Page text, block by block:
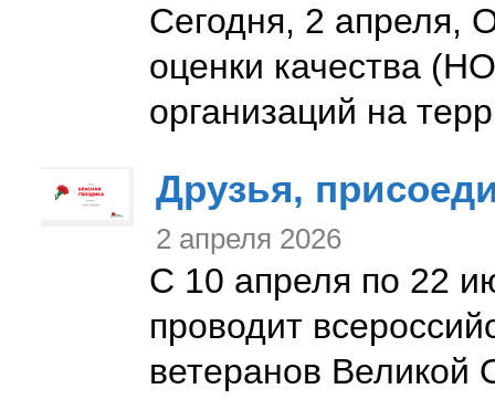
Сегодня, 2 апреля,
оценки качества
организаций на
Друзья,
2 апреля 2026
С 10 апреля по 22
проводит
ветеранов Великой